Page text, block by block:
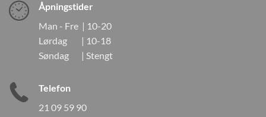
Åpningstider
Man - Fre | 10-20
Lørdag | 10-18
Søndag | Stengt
Telefon
21 09 59 90